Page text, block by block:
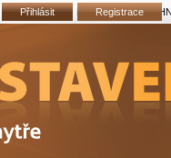
Lemování Fakro
Přihlásit Registrace